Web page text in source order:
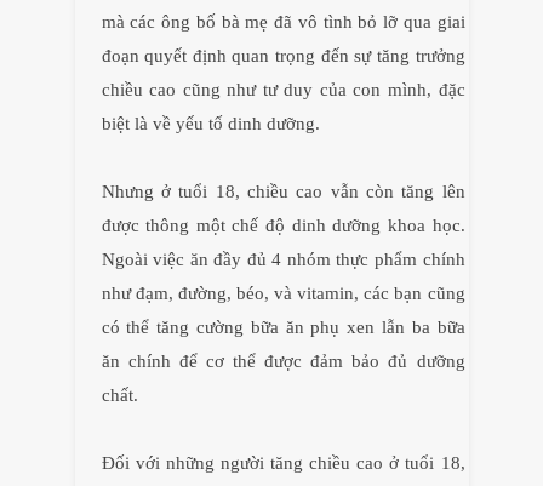
mà các ông bố bà mẹ đã vô tình bỏ lỡ qua giai
đoạn quyết định quan trọng đến sự tăng trưởng
chiều cao cũng như tư duy của con mình, đặc
biệt là về yếu tố dinh dưỡng.
Nhưng ở tuổi 18, chiều cao vẫn còn tăng lên
được thông một chế độ dinh dưỡng khoa học.
Ngoài việc ăn đầy đủ 4 nhóm thực phẩm chính
như đạm, đường, béo, và vitamin, các bạn cũng
có thể tăng cường bữa ăn phụ xen lẫn ba bữa
ăn chính để cơ thể được đảm bảo đủ dưỡng
chất.
Đối với những người tăng chiều cao ở tuổi 18,